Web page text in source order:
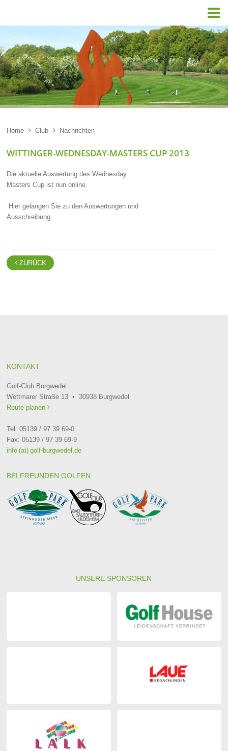

Home  Club  Nachrichten
WITTINGER-WEDNESDAY-MASTERS CUP 2013
Die aktuelle Auswertung des Wednesday
Masters Cup ist nun online.
Hier gelangen Sie zu den Auswertungen und
Ausschreibung.
ZURÜCK
KONTAKT
Golf-Club Burgwedel
Wettmarer Straße 13 • 30938 Burgwedel
Route planen
Tel: 05139 / 97 39 69-0
Fax: 05139 / 97 39 69-9
info (at) golf-burgwedel.de
BEI FREUNDEN GOLFEN
UNSERE SPONSOREN